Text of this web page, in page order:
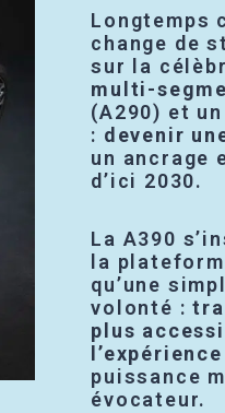
Longtemps
change de
sur la
multi-
(A290) et
: devenir
un ancrage
d’ici 2030.
La A390
la
qu’une
volonté :
plus
puissance
évocateur.